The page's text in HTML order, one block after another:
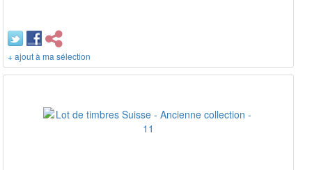
+ ajout à ma sélection